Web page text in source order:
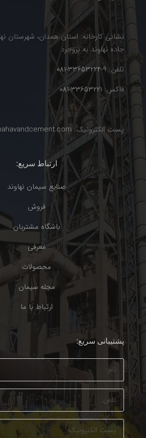
جاده نهاوند به بروجرد
تلفن:9-33653224-081
فاکس: 33653221-081
پست الکترونیک:
ارتباط سریع:
صنایع سیمان نهاوند
فروش
باشگاه مشتریان
معرفی
محصولات
مجله سیمان
ارتباط با ما
پشتیبانی سریع: